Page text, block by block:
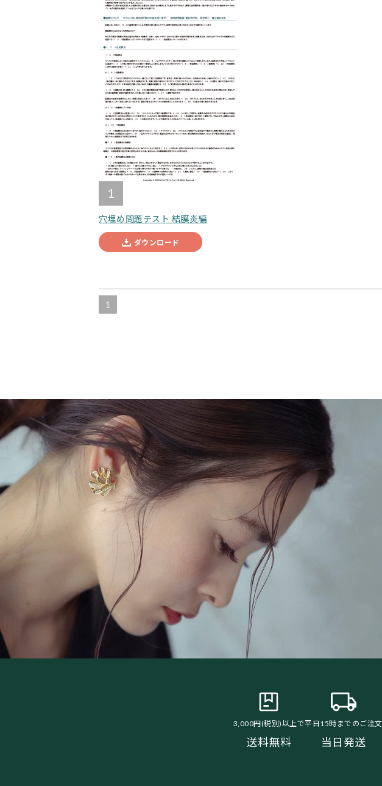
1
穴埋め問題テスト 結膜炎編
ダウンロード
1
3,000円(税別)以上で
送料無料
平日15時までのご注文
当日発送